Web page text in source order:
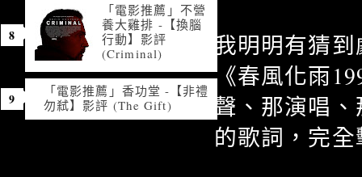
我明明有猜
《春風化雨
聲、那演唱
的歌詞，完
「電影推薦」不營
養大雞排 -【換腦
行動】影評
(Criminal)
「電影推薦」香功堂 -【非禮
勿弒】影評 (The Gift)